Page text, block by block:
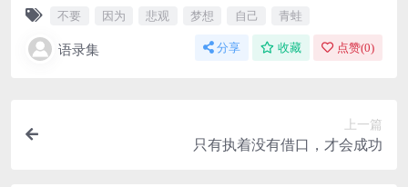
不要 因为 悲观 梦想 自己 青蛙
语录集 分享 收藏 点赞(0)
上一篇
只有执着没有借口，才会成功